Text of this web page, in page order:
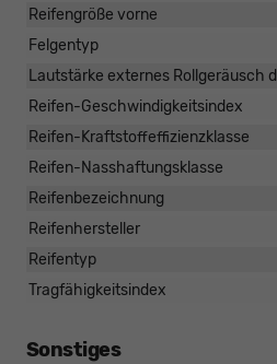
Reifengröße vorne
Felgentyp
Lautstärke externes Rollgeräusch
Reifen-Geschwindigkeitsindex
Reifen-Kraftstoffeffizienzklasse
Reifen-Nasshaftungsklasse
Reifenbezeichnung
Reifenhersteller
Reifentyp
Tragfähigkeitsindex
Sonstiges